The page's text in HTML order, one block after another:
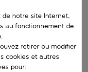
Lorsque les
Lorsque les
notre site Internet,
au fonctionnement de
retirer ou modifier
cookies et autres
pour: